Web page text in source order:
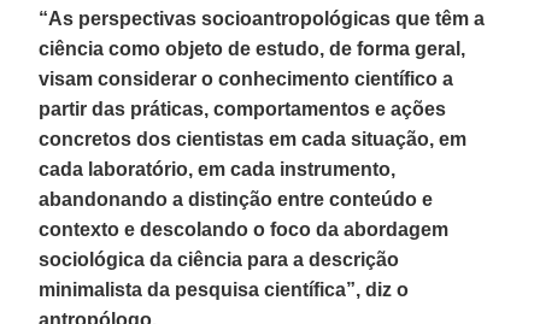
“As perspectivas socioantropológicas que têm a
ciência como objeto de estudo, de forma geral,
visam considerar o conhecimento científico a
partir das práticas, comportamentos e ações
concretos dos cientistas em cada situação, em
cada laboratório, em cada instrumento,
abandonando a distinção entre conteúdo e
contexto e descolando o foco da abordagem
sociológica da ciência para a descrição
minimalista da pesquisa científica”, diz o
antropólogo.